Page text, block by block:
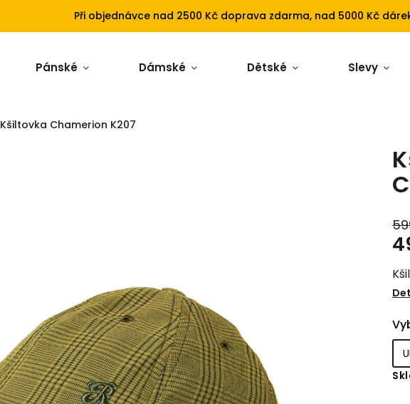
Při objednávce nad 2500 Kč doprava zdarma, nad 5000 Kč
Pánské Dámské Dětské Slevy
Kšiltovka Chamerion K207